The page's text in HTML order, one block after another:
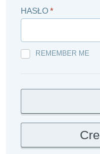
HASŁO *
REMEMBER ME